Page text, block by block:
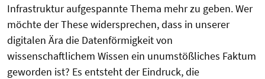
Infrastruktur aufgespannte Thema mehr zu geben. Wer
möchte der These widersprechen, dass in unserer
digitalen Ära die Datenförmigkeit von
wissenschaftlichem Wissen ein unumstößliches Faktum
geworden ist? Es entsteht der Eindruck, die